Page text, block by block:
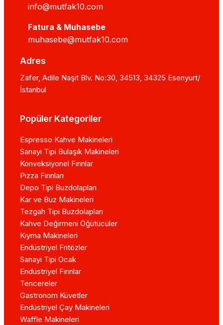
info@mutfak10.com
Fatura & Muhasebe
muhasebe@mutfak10.com
Adres
Zafer, Adile Naşit Blv. No:30, 34513, 34325 Esenyurt/
İstanbul
Popüler Kategoriler
Espresso Kahve Makineleri
Sanayi Tipi Bulaşık Makineleri
Konveksiyonel Fırınlar
Pizza Fırınları
Depo Tipi Buzdolapları
Kar ve Buz Makineleri
Tezgah Tipi Buzdolapları
Kahve Değirmeni Öğütücüler
Kıyma Makineleri
Endüstriyel Fritözler
Sanayi Tipi Ocak
Endüstriyel Fırınlar
Tencereler
Gastronom Küvetler
Endüstriyel Çay Makineleri
Waffle Makineleri